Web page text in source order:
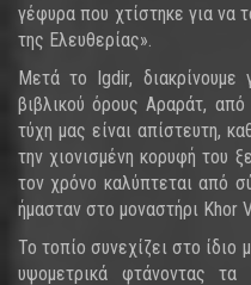
γέφυρα που χτίστηκε για να
της Ελευθερίας».
Μετά το Igdir,
βιβλικού όρους Αραράτ,
τύχη μας είναι απίστευτη,
την χιονισμένη κορυφή του
τον χρόνο καλύπτεται από
ήμασταν στο μοναστήρι Khor
Το τοπίο συνεχίζει στο ίδιο
υψομετρικά φτάνοντας